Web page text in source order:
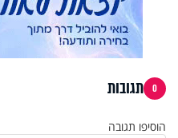
0 תגובות
הוסיפו תגובה